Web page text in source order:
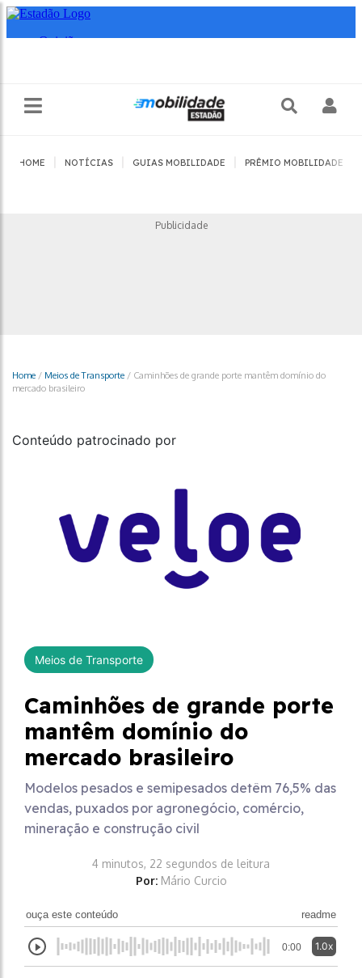
HOME NOTÍCIAS GUIAS MOBILIDADE PRÊMIO MOBILIDADE
Publicidade
Home / Meios de Transporte / Caminhões de grande porte mantêm domínio do
mercado brasileiro
Conteúdo patrocinado por
Meios de Transporte
Caminhões de grande porte
mantêm domínio do
mercado brasileiro
Modelos pesados e semipesados detêm 76,5% das
vendas, puxados por agronegócio, comércio,
mineração e construção civil
4 minutos, 22 segundos de leitura
Por: Mário Curcio
ouça este conteúdo readme
0:00 1.0x